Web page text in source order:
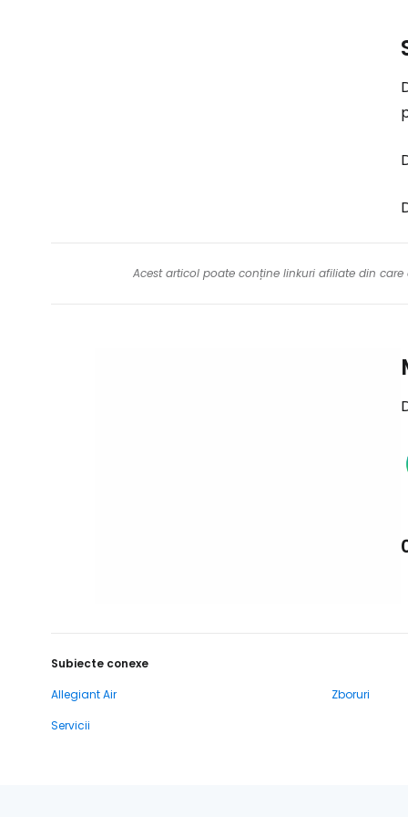
Acest articol poate conține linkuri afiliate din
Subiecte conexe
Allegiant Air
Zboruri
Servicii